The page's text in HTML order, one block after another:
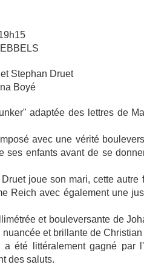
Stephan Druet
Boyé
adaptée des lettres de
avec une vérité
ses enfants avant de se
joue son mari, cette autre
Reich avec également une
et bouleversante de
et brillante de Christian
a été littéralement gagné par
des saluts.